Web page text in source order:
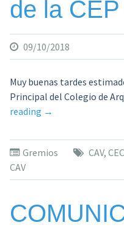
de la
09/10/2018
Muy buenas tardes
Principal del Colegio de
reading «Comunicado
10-
18
CAV»
→
Gremios CAV,
CAV